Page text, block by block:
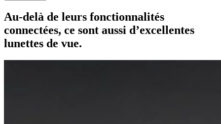
Au-delà de leurs fonctionnalités
connectées, ce sont aussi d’excellentes
lunettes de vue.